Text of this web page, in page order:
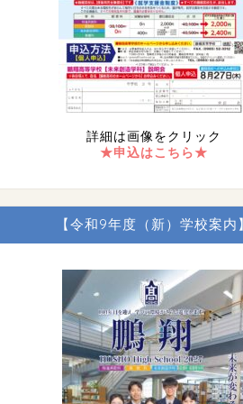
詳細は画像をクリック
★申込はこちら★
【令和9年度（新）学校案内】